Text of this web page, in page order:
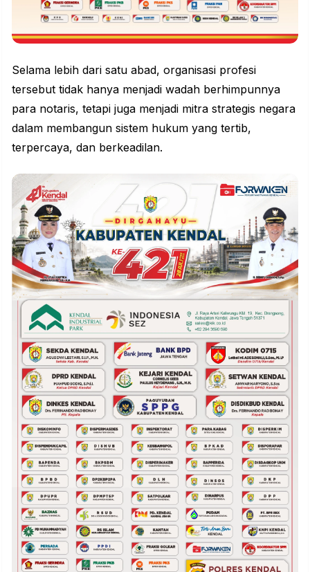
Selama lebih dari satu abad, organisasi profesi
tersebut tidak hanya menjadi wadah berhimpunnya
para notaris, tetapi juga menjadi mitra strategis negara
dalam membangun sistem hukum yang tertib,
terpercaya, dan berkeadilan.